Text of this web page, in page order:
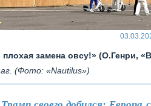
плохая замена овсу!» (О.Генри,
(Фото: «Nautilus»)